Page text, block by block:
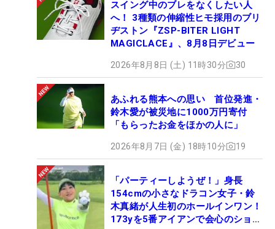
スイング中のブレをなくしたい人
へ！ 3種類の伸縮性ヒモ採用のブリ
ヂストン『ZSP-BITER LIGHT
MAGICLACE』、8月8日デビュー
2026年8月8日 (土) 11時30分 30
あふれる熊本への思い 首位発進・
鈴木愛が被災地に1000万円寄付
「もらったお金をほかの人に」
2026年8月7日 (金) 18時10分 19
「パーティーしようぜ！」身長
154cmの小さなドラコン女子・鈴
木真緒が人生初のホールインワン！
173yを5番アイアンで会心のショッ